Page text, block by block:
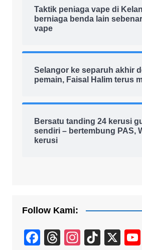
Taktik peniaga vape di
berniaga benda lain
vape
Selangor ke separuh akhir
pemain, Faisal Halim terus
Bersatu tanding 24 kerusi
sendiri – bertembung PAS,
kerusi
Follow Kami:
F
T
In
Ti
X